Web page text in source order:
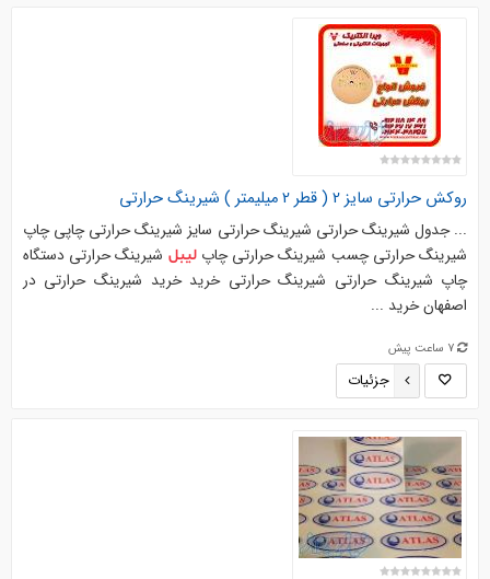
روکش حرارتی سایز 2 ( قطر 2 میلیمتر ) شیرینگ حرارتی
... جدول شیرینگ حرارتی شیرینگ حرارتی سایز شیرینگ حرارتی چاپی چاپ
شیرینگ حرارتی چسب شیرینگ حرارتی چاپلیبل شیرینگ حرارتی دستگاه
چاپ شیرینگ حرارتی شیرینگ حرارتی خرید خرید شیرینگ حرارتی در
اصفهان خرید ...
7 ساعت پیش
جزئیات